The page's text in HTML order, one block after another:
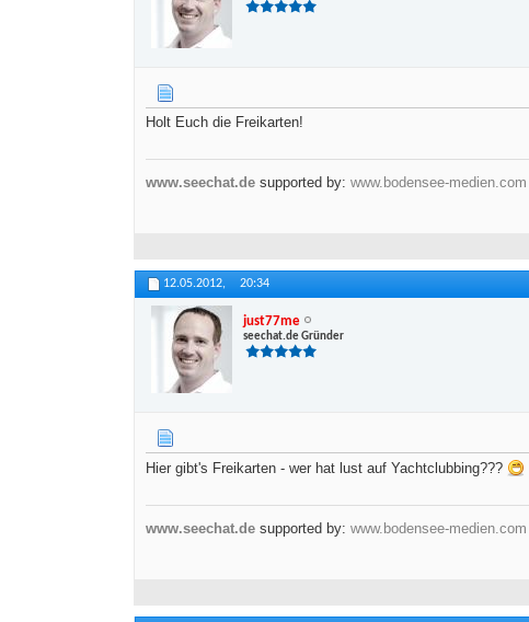
Holt Euch die Freikarten!
www.seechat.de supported by: www.bodensee-medien.com
12.05.2012, 20:34
just77me
seechat.de Gründer
Hier gibt's Freikarten - wer hat lust auf Yachtclubbing???
www.seechat.de supported by: www.bodensee-medien.com